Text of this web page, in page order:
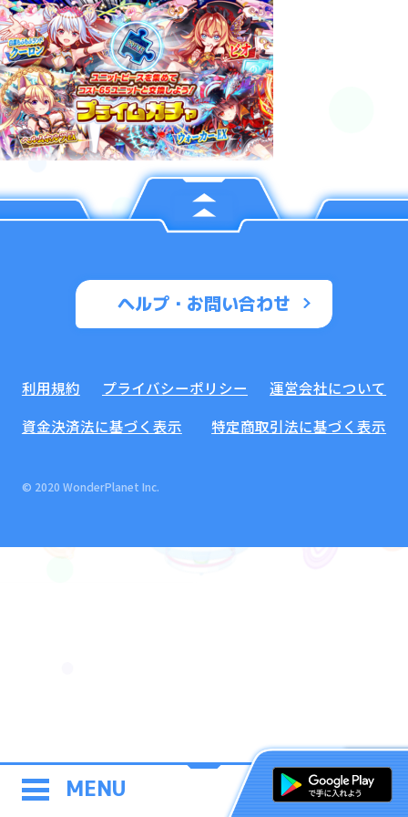
MENU
ヘルプ・お問い合わせ
利用規約 プライバシーポリシー
運営会社について
資金決済法に基づく表示
特定商取引法に基づく表示
© 2020 WonderPlanet Inc.